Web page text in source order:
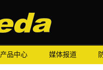
产品中心 媒体报道